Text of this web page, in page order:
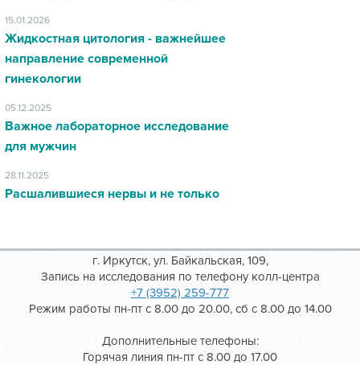
15.01.2026
Жидкостная цитология - важнейшее
направление современной
гинекологии
05.12.2025
Важное лабораторное исследование
для мужчин
28.11.2025
Расшалившиеся нервы и не только
г. Иркутск, ул. Байкальская, 109,
Запись на исследования по телефону колл-центра
+7 (3952) 259-777
Режим работы пн-пт с 8.00 до 20.00, сб с 8.00 до 14.00
Дополнительные телефоны:
Горячая линия пн-пт с 8.00 до 17.00